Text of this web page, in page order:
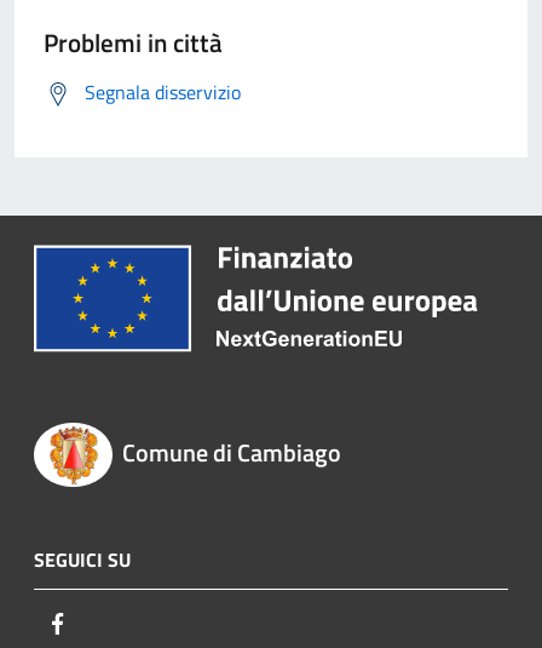
Problemi in città
Segnala disservizio
Comune di Cambiago
SEGUICI SU